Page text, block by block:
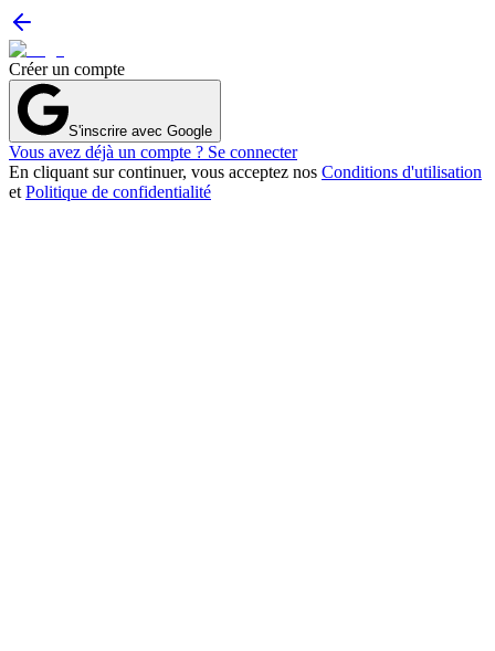
Créer un compte
S'inscrire avec Google
Vous avez déjà un compte ? Se connecter
En cliquant sur continuer, vous acceptez nos Conditions d'utilisation
et Politique de confidentialité